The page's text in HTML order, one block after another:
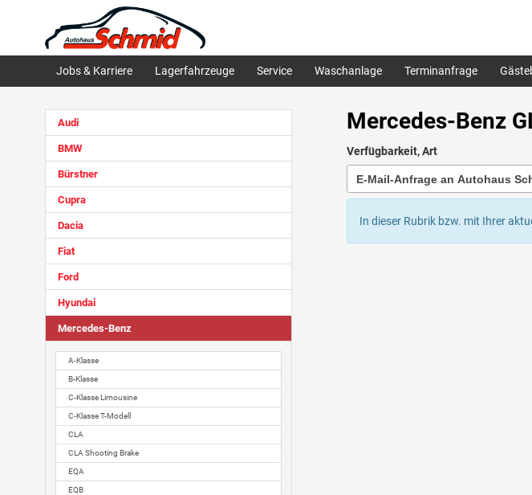
Jobs & Karriere Lagerfahrzeuge Service Waschanlage Terminanfrage
Mercedes-Benz
Verfügbarkeit, Art
In dieser Rubrik bzw. mit Ihrer
Audi
BMW
Bürstner
Cupra
Dacia
Fiat
Ford
Hyundai
Mercedes-Benz
A-Klasse
B-Klasse
C-Klasse Limousine
C-Klasse T-Modell
CLA
CLA Shooting Brake
EQA
EQB